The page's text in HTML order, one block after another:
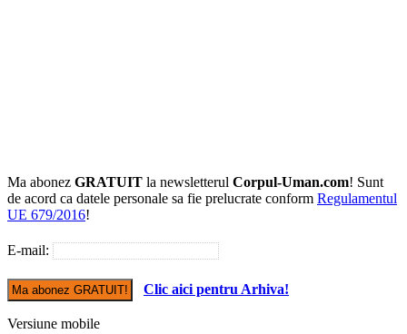
Ma abonez GRATUIT la newsletterul Corpul-Uman.com! Sunt
de acord ca datele personale sa fie prelucrate conform Regulamentul
UE 679/2016!
E-mail:
Clic aici pentru Arhiva!
Versiune mobile